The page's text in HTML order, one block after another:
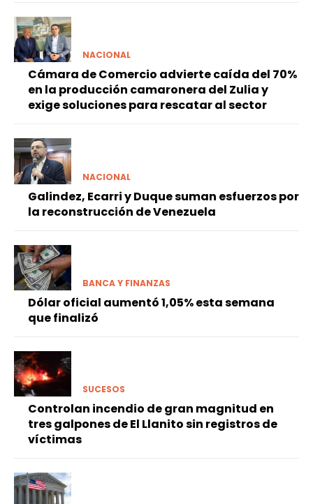
NACIONAL
Cámara de Comercio advierte caída del 70%
en la producción camaronera del Zulia y
exige soluciones para rescatar al sector
NACIONAL
Galindez, Ecarri y Duque suman esfuerzos por
la reconstrucción de Venezuela
BANCA Y FINANZAS
Dólar oficial aumentó 1,05% esta semana
que finalizó
SUCESOS
Controlan incendio de gran magnitud en
tres galpones de El Llanito sin registros de
víctimas